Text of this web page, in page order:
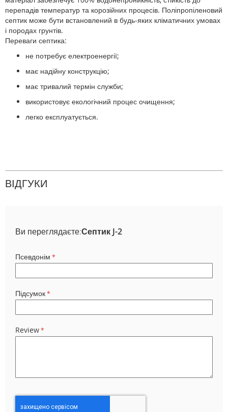
перепадів температур та корозійних процесів. Поліпропіленовий
септик може бути встановлений в будь-яких кліматичних умовах
і породах грунтів.
Переваги септика:
не потребує електроенергії;
має надійну конструкцію;
має тривалий термін служби;
використовує екологічний процес очищення;
легко експлуатується.
ВІДГУКИ
Ви переглядаєте:Септик J-2
Псевдонім
Підсумок
Review